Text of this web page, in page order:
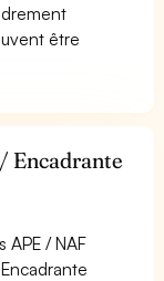
être
Encadrante
APE / NAF